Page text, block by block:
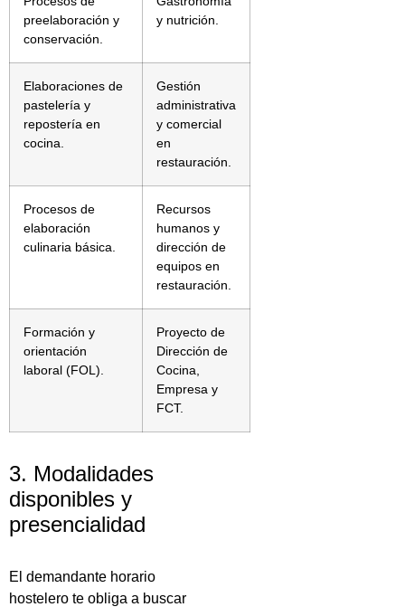
preelaboración y
conservación.
y nutrición.
Elaboraciones de
pastelería y
repostería en
cocina.
Gestión
administrativa
y comercial
en
restauración.
Procesos de
elaboración
culinaria básica.
Recursos
humanos y
dirección de
equipos en
restauración.
Formación y
orientación
laboral (FOL).
Proyecto de
Dirección de
Cocina,
Empresa y
FCT.
3. Modalidades
disponibles y
presencialidad
El demandante horario
hostelero te obliga a buscar